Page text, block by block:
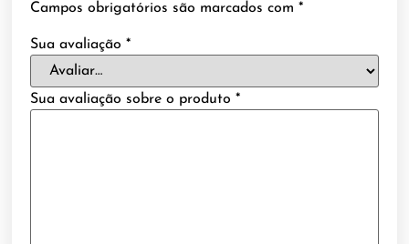
Campos obrigatórios são marcados com*
Sua avaliação*
Sua avaliação sobre o produto*